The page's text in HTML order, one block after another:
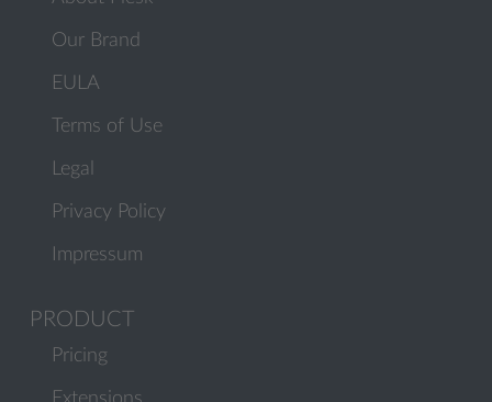
Our Brand
EULA
Terms of Use
Legal
Privacy Policy
Impressum
PRODUCT
Pricing